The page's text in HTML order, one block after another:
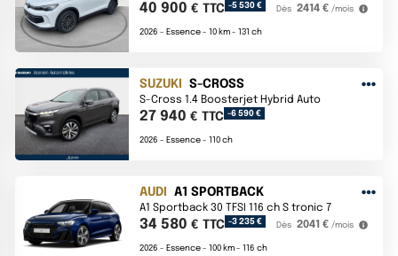
40 900 € TTC -5 530 € Dès 2414 € /mois
2026 - Essence - 10 km - 131 ch
SUZUKI S-CROSS
S-Cross 1.4 Boosterjet Hybrid Auto
27 940 € TTC -6 590 €
2026 - Essence - 110 ch
AUDI A1 SPORTBACK
A1 Sportback 30 TFSI 116 ch S tronic 7
34 580 € TTC -3 235 € Dès 2041 € /mois
2026 - Essence - 100 km - 116 ch